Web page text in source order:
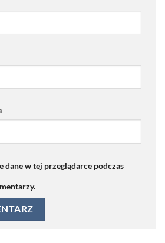
dane w tej przeglądarce podczas